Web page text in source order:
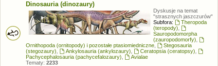
Dinosauria (dinozaury)
Dyskusje na temat
"strasznych jaszczurów"
Subfora:
Theropoda
(teropody)
Sauropodomorpha
(zauropodomorfy)
Ornithopoda (ornitopody) i pozostałe ptasiomiedniczne
Stegosauria
(stegozaury)
Ankylosauria (ankylozaury) Ceratopsia (ceratopsy)
Pachycephalosauria (pachycefalozaury)
Avialae
Tematy: 2233